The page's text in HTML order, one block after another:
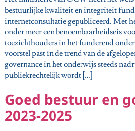
bestuurlijke kwaliteit en integriteit
internetconsultatie gepubliceerd. Met
onder meer een benoembaarheidseis
toezichthouders in het funderend
voorstel past in de trend van de
governance in het onderwijs steeds
publiekrechtelijk wordt […]
Goed bestuur en
2023-2025